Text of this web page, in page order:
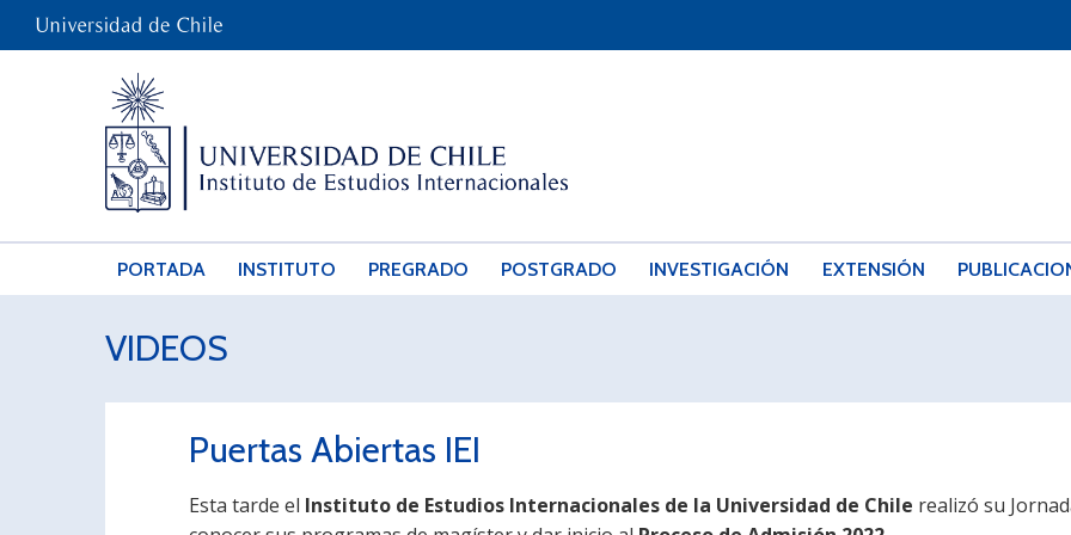
PORTADA INSTITUTO PREGRADO POSTGRADO INVESTIGACIÓN EXTENSIÓN
VIDEOS
Puertas Abiertas IEI
Esta tarde el Instituto de Estudios Internacionales de la Universidad de Chile realizó su